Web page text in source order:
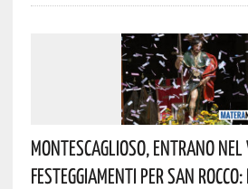
Montescaglioso, Entrano Nel
Festeggiamenti Per San